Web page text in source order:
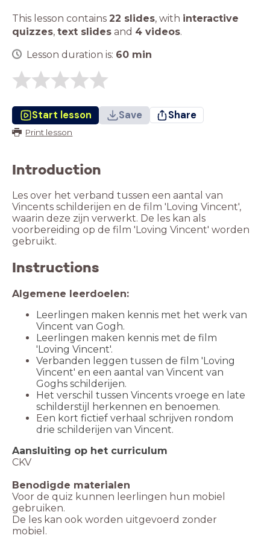
This lesson contains 22 slides, with interactive
quizzes, text slides and 4 videos.
Lesson duration is: 60 min
Start lesson Save Share
Print lesson
Introduction
Les over het verband tussen een aantal van
Vincents schilderijen en de film 'Loving Vincent',
waarin deze zijn verwerkt. De les kan als
voorbereiding op de film 'Loving Vincent' worden
gebruikt.
Instructions
Algemene leerdoelen:
Leerlingen maken kennis met het werk van
Vincent van Gogh.
Leerlingen maken kennis met de film
'Loving Vincent'.
Verbanden leggen tussen de film 'Loving
Vincent' en een aantal van Vincent van
Goghs schilderijen.
Het verschil tussen Vincents vroege en late
schilderstijl herkennen en benoemen.
Een kort fictief verhaal schrijven rondom
drie schilderijen van Vincent.
Aansluiting op het curriculum
CKV
Benodigde materialen
Voor de quiz kunnen leerlingen hun mobiel
gebruiken.
De les kan ook worden uitgevoerd zonder
mobiel.